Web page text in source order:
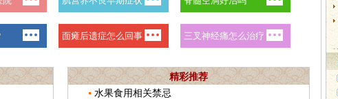
精彩推荐
水果食用相关禁忌